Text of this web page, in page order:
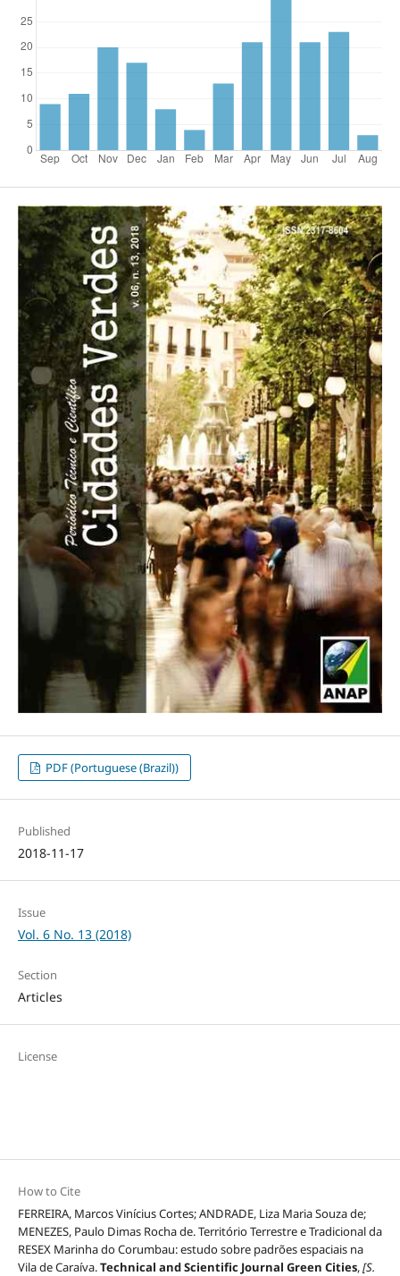
PDF (Portuguese (Brazil))
Published
2018-11-17
Issue
Vol. 6 No. 13 (2018)
Section
Articles
License
How to Cite
FERREIRA, Marcos Vinícius Cortes; ANDRADE, Liza Maria Souza de;
MENEZES, Paulo Dimas Rocha de. Território Terrestre e Tradicional da
RESEX Marinha do Corumbau: estudo sobre padrões espaciais na
Vila de Caraíva.Technical and Scientific Journal Green Cities,[S.